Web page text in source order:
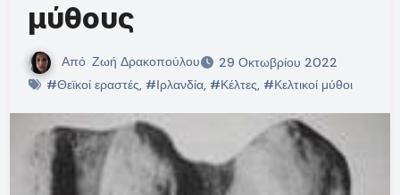
μύθους
Από Ζωή Δρακοπούλου
29 Οκτωβρίου 2022
#Θεϊκοί εραστές, #Ιρλανδία, #Κέλτες, #Κελτικοί μύθοι